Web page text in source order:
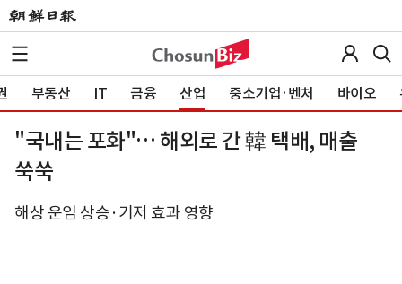
부동산 IT 금융 산업 중소기업·벤처 바이오
"국내는 포화"… 해외로 간 韓 택배, 매출
쑥쑥
해상 운임 상승·기저 효과 영향